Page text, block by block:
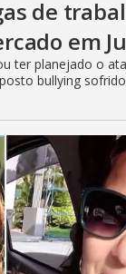
de
em
ter planejado o
bullying